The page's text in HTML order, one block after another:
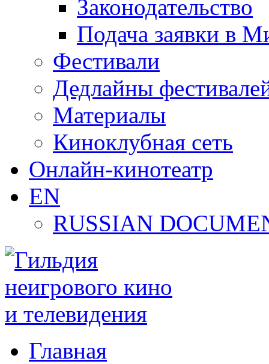
Законодательство
Подача заявки в
Фестивали
Дедлайны
Материалы
Киноклубная сеть
Онлайн-кинотеатр
EN
RUSSIAN
Главная